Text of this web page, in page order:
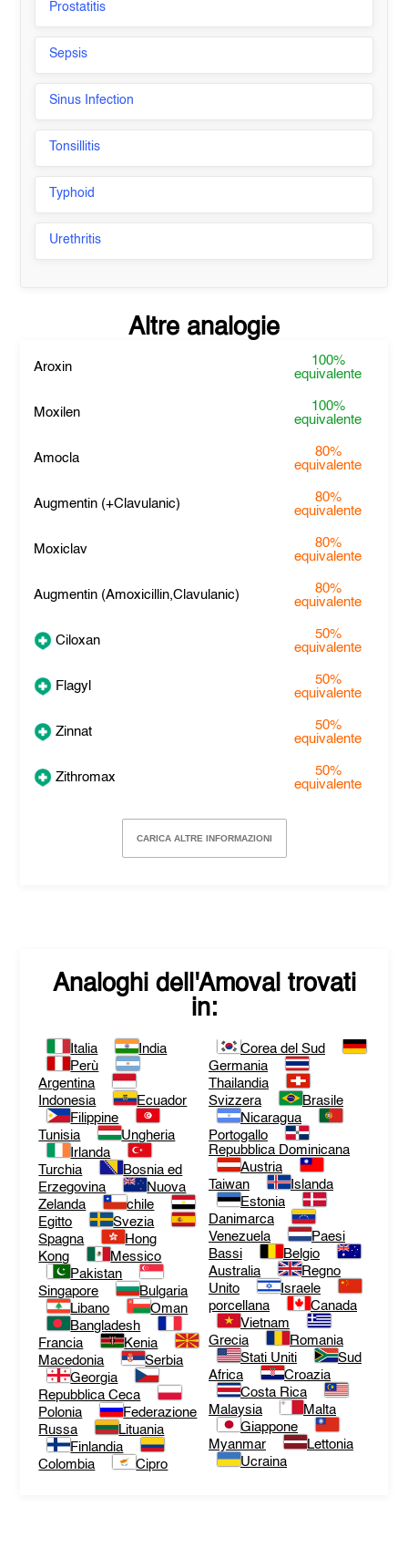
Prostatitis
Sepsis
Sinus Infection
Tonsillitis
Typhoid
Urethritis
Altre analogie
Aroxin
100%
equivalente
Moxilen
100%
equivalente
Amocla
80%
equivalente
Augmentin (+Clavulanic)
80%
equivalente
Moxiclav
80%
equivalente
Augmentin (Amoxicillin,Clavulanic)
80%
equivalente
Ciloxan
50%
equivalente
Flagyl
50%
equivalente
Zinnat
50%
equivalente
Zithromax
50%
equivalente
CARICA ALTRE INFORMAZIONI
Analoghi dell'Amoval trovati
in:
Italia
India
Perù
Argentina
Indonesia
Ecuador
Filippine
Tunisia
Ungheria
Irlanda
Turchia
Bosnia ed
Erzegovina
Nuova
Zelanda
chile
Egitto
Svezia
Spagna
Hong
Kong
Messico
Pakistan
Singapore
Bulgaria
Libano
Oman
Bangladesh
Francia
Kenia
Macedonia
Serbia
Georgia
Repubblica Ceca
Polonia
Federazione
Russa
Lituania
Finlandia
Colombia
Cipro
Corea del Sud
Germania
Thailandia
Svizzera
Brasile
Nicaragua
Portogallo
Repubblica Dominicana
Austria
Taiwan
Islanda
Estonia
Danimarca
Venezuela
Paesi
Bassi
Belgio
Australia
Regno
Unito
Israele
porcellana
Canada
Vietnam
Grecia
Romania
Stati Uniti
Sud
Africa
Croazia
Costa Rica
Malaysia
Malta
Giappone
Myanmar
Lettonia
Ucraina